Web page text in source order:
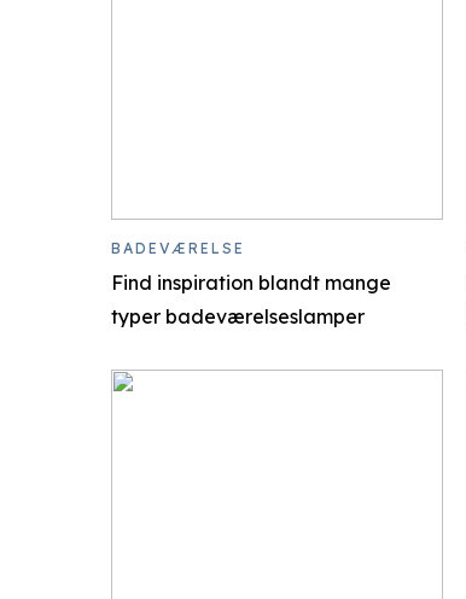
Find inspiration blandt mange
typer badeværelseslamper
BADEVÆRELSE